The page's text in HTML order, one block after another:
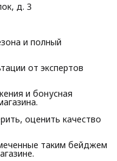
д. 3
и полный
от экспертов
и бонусная
оценить качество
таким бейджем